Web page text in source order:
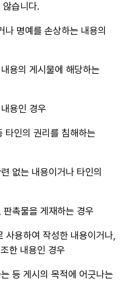
않습니다.
명예를 손상하는 내용의
용의 게시물에 해당하는
용인 경우
인의 권리를 침해하는
없는 내용이거나 타인의
촉물을 게재하는 경우
용하여 작성한 내용이거나,
한 내용인 경우
등 게시의 목적에 어긋나는